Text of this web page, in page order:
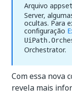
Arquivo
Server,
ocultas. Para
configuração
Orchestrator.
Com essa nova
revela mais